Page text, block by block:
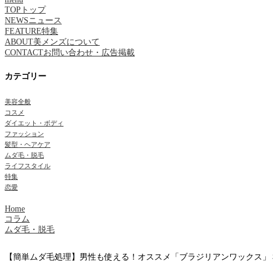
TOP トップ
NEWSニュース
FEATURE特集
ABOUT美メンズについて
CONTACTお問い合わせ・広告掲載
カテゴリー
美容全般
コスメ
ダイエット・ボディ
ファッション
髪型・ヘアケア
ムダ毛・脱毛
ライフスタイル
特集
恋愛
Home
コラム
ムダ毛・脱毛
【簡単ムダ毛処理】男性も使える！オススメ「ブラジリアンワックス」